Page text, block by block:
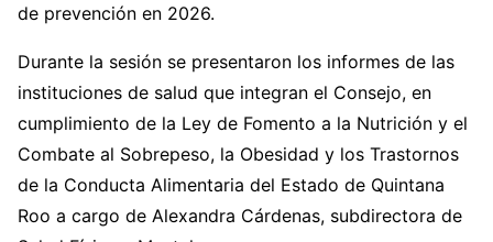
de prevención en 2026.
Durante la sesión se presentaron los informes de las
instituciones de salud que integran el Consejo, en
cumplimiento de la Ley de Fomento a la Nutrición y el
Combate al Sobrepeso, la Obesidad y los Trastornos
de la Conducta Alimentaria del Estado de Quintana
Roo a cargo de Alexandra Cárdenas, subdirectora de